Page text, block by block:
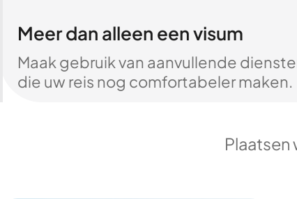
Meer dan alleen een visum
Maak gebruik van aanvullende
die uw reis nog comfortabeler maken.
Plaatsen